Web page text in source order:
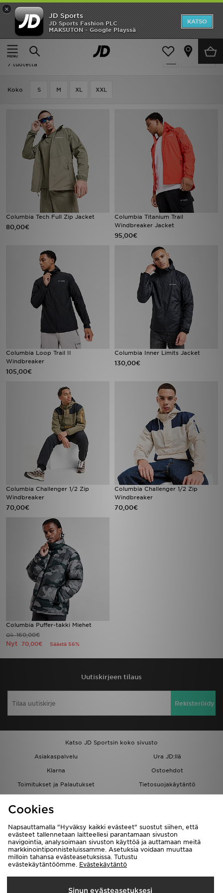
×
JD Sports
JD Sports Fashion PLC
MAKSUTON - Google Playssä
KATSO
Etusivu
Miehet Miesten vaatteet Takit
Suodata
Miehet - Columbia Takit
7 tuotetta
Koko S M XL XXL
Columbia Tech Full Zip Jacket
80,00€
Columbia Titanium Trail
Windbreaker Jacket
95,00€
Columbia Loop Trail II
Windbreaker
105,00€
Columbia Inner Limits Jacket
130,00€
Columbia Challenger 1/2 Zip
Windbreaker
70,00€
Columbia Challenger 1/2 Zip
Windbreaker
70,00€
Columbia Puffer-takki Miehet
Oli160,00€
Nyt 70,00€ Säästä 56%
Uutiskirjeen tilaus
Rekisteröidy
Katso JD Sportsin koko sivusto
Asiakaspalvelu
Ura JD:llä
Klarna
Ostoehdot
Toimitukset ja Palautukset
Tietosuojakäytäntö
Löydä myymälä
Kumppanuusohjelma
JD Blog
Toimitetaan
Etusivu
Ale
Uutuudet
Lapset
Suosikit
Tuotemerkit
Inspiroidu
Lataa JD-sovellus
Minun JD
Minun viestini
Asiakaspalvelu ja tietoa
Cookies
Napsauttamalla "Hyväksy kaikki evästeet" suostut siihen, että
evästeet tallennetaan laitteellesi parantamaan sivuston
navigointia, analysoimaan sivuston käyttöä ja auttamaan meitä
markkinointiponnisteluissamme. Asetuksia voidaan muuttaa
milloin tahansa evästeasetuksissa. Tutustu
evästekäytäntöömme. Evästekäytäntö
Sinun evästeasetuksesi